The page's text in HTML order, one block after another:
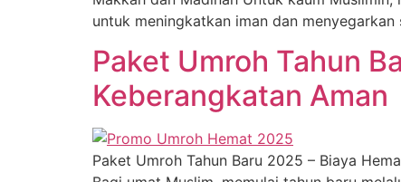
untuk meningkatkan iman dan
Paket Umroh Tahun
Keberangkatan Aman
Paket Umroh Tahun Baru 2025 – Biaya